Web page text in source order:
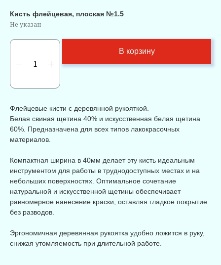
Кисть флейцевая, плоская №1.5
Не указан
В корзину
Флейцевые кисти с деревянной рукояткой.
Белая свиная щетина 40% и искусственная белая щетина
60%. Предназначена для всех типов лакокрасочных
материалов.
Компактная ширина в 40мм делает эту кисть идеальным
инструментом для работы в труднодоступных местах и на
небольших поверхностях. Оптимальное сочетание
натуральной и искусственной щетины обеспечивает
равномерное нанесение краски, оставляя гладкое покрытие
без разводов.
Эргономичная деревянная рукоятка удобно ложится в руку,
снижая утомляемость при длительной работе.